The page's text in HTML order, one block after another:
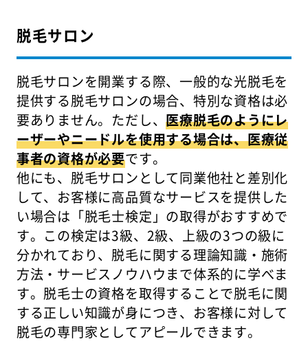
脱毛サロン
脱毛サロンを開業する際、一般的な光脱毛を
提供する脱毛サロンの場合、特別な資格は必
要ありません。ただし、医療脱毛のようにレ
ーザーやニードルを使用する場合は、医療従
事者の資格が必要です。
他にも、脱毛サロンとして同業他社と差別化
して、お客様に高品質なサービスを提供した
い場合は「脱毛士検定」の取得がおすすめで
す。この検定は3級、2級、上級の3つの級に
分かれており、脱毛に関する理論知識・施術
方法・サービスノウハウまで体系的に学べま
す。脱毛士の資格を取得することで脱毛に関
する正しい知識が身につき、お客様に対して
脱毛の専門家としてアピールできます。